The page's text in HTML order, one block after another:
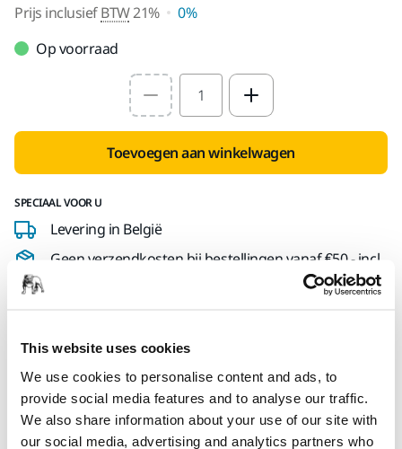
This website uses cookies
We use cookies to personalise content and ads, to
provide social media features and to analyse our traffic.
We also share information about your use of our site with
our social media, advertising and analytics partners who
Prijs inclusiefBTW21%
0%
Op voorraad
Select quantity value
Toevoegen aan winkelwagen
SPECIAAL VOOR U
Levering in België
Geen verzendkosten bij bestellingen vanaf €50,- incl.
Track & Trace
Technische details Downloads